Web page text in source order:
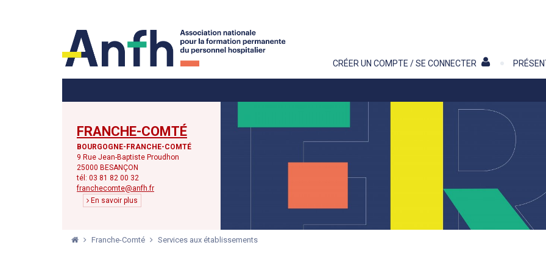
CRÉER UN COMPTE / SE CONNECTER
FRANCHE-COMTÉ
BOURGOGNE-FRANCHE-COMTÉ
9 Rue Jean-Baptiste Proudhon
25000 BESANÇON
tél: 03 81 82 00 32
franchecomte@anfh.fr
En savoir plus
Franche-Comté Services aux établissements